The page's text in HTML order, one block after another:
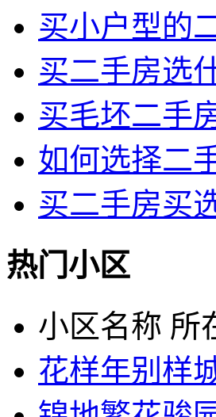
买小户型的
买二手房选
买毛坯二手
如何选择二
买二手房买
热门小区
小区名称 所
花样年别样